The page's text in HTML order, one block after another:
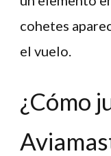
cohetes
el vuelo.
¿Cómo